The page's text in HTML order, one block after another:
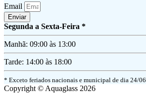
Email
Enviar
Segunda a Sexta-Feira *
Manhã: 09:00 às 13:00
Tarde: 14:00 às 18:00
* Exceto feriados nacionais e municipal de dia 24/06
Copyright © Aquaglass 2026